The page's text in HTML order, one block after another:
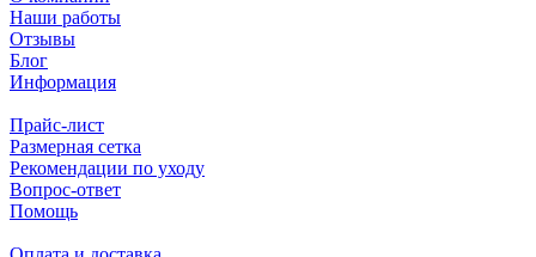
Наши работы
Отзывы
Блог
Информация
Прайс-лист
Размерная сетка
Рекомендации по уходу
Вопрос-ответ
Помощь